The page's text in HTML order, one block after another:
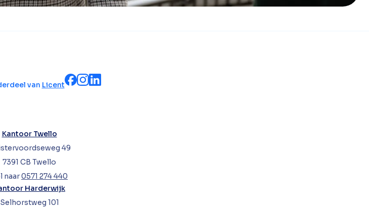
van Licent
Kantoor Twello
49
7391 CB Twello
naar0571 274 440
Harderwijk
Selhorstweg 101